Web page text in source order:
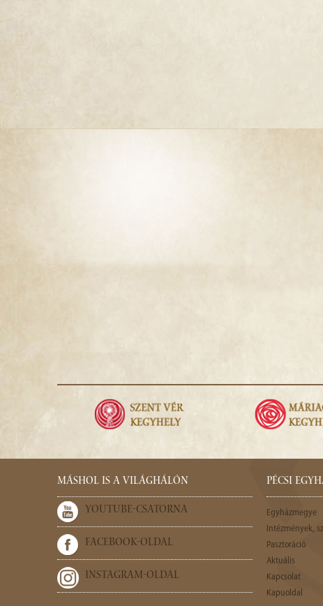
MÁSHOL IS A VILÁGHÁLÓN
YOUTUBE-CSATORNA
FACEBOOK-OLDAL
INSTAGRAM-OLDAL
PÉCSI
Egyházmegye
Intézmények,
Pasztoráció
Aktuális
Kapcsolat
Kapuoldal